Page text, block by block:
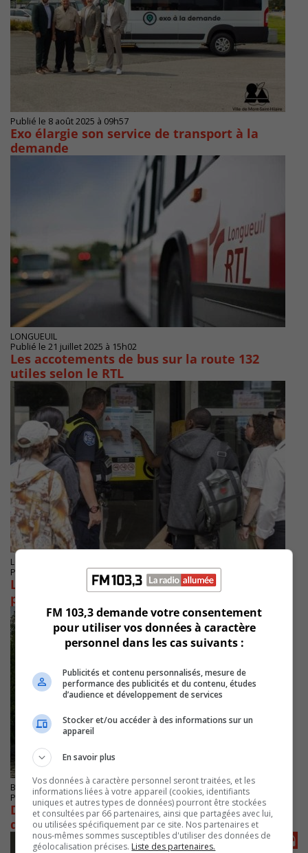
Publié le 8 août 2025 à 09h57
Exo élargie son service de transport à la
demande
LONGUEUIL
Publié le 21 juillet 2025 à 15h02
Les accotements de bus sur la route 132
utiles selon le RTL
LONGUEUIL
Publié le 10 juin 2025 à 07h36
La STM ajuste ses communications après une
première journée confuse
BROSSARD
Publié le 29 mai 2025 à 13h15
Des fermetures complètes du REM cet été et
du transport par autobus
FM 103,3 demande votre consentement
pour utiliser vos données à caractère
personnel dans les cas suivants :
Publicités et contenu personnalisés, mesure de
performance des publicités et du contenu, études
d’audience et développement de services
Stocker et/ou accéder à des informations sur un
appareil
En savoir plus
Vos données à caractère personnel seront traitées, et les
informations liées à votre appareil (cookies, identifiants
uniques et autres types de données) pourront être stockées
et consultées par 66 partenaires, ainsi que partagées avec lui,
ou utilisées spécifiquement par ce site. Nos partenaires et
nous-mêmes sommes susceptibles d'utiliser des données de
géolocalisation précises. Liste des partenaires.